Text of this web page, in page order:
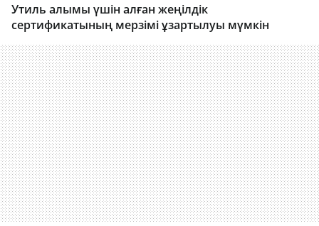
Утиль алымы үшін алған жеңілдік
сертификатының мерзімі ұзартылуы мүмкін